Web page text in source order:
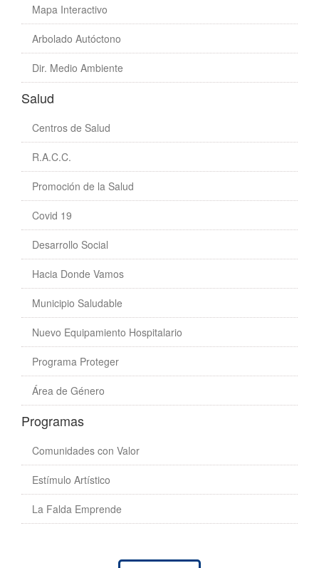
Mapa Interactivo
Arbolado Autóctono
Dir. Medio Ambiente
Salud
Centros de Salud
R.A.C.C.
Promoción de la Salud
Covid 19
Desarrollo Social
Hacia Donde Vamos
Municipio Saludable
Nuevo Equipamiento Hospitalario
Programa Proteger
Área de Género
Programas
Comunidades con Valor
Estímulo Artístico
La Falda Emprende